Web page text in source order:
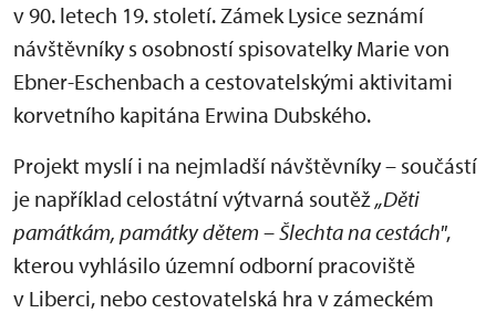
v 90. letech 19. století. Zámek Lysice seznámí
návštěvníky s osobností spisovatelky Marie von
Ebner-Eschenbach a cestovatelskými aktivitami
korvetního kapitána Erwina Dubského.
Projekt myslí i na nejmladší návštěvníky – součástí
je například celostátní výtvarná soutěž„Děti
památkám, památky dětem – Šlechta na cestách",
kterou vyhlásilo územní odborní pracoviště
v Liberci, nebo cestovatelská hra v zámeckém